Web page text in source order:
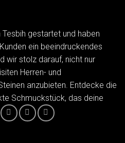
gestartet und haben
ein beeindruckendes
wir stolz darauf, nicht nur
Herren- und
anzubieten. Entdecke die
Schmuckstück, das deine